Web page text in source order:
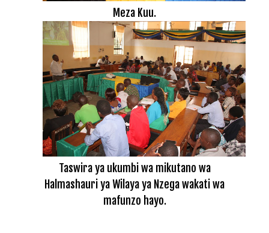
Meza Kuu.
Taswira ya ukumbi wa mikutano wa
Halmashauri ya Wilaya ya Nzega wakati wa
mafunzo hayo.